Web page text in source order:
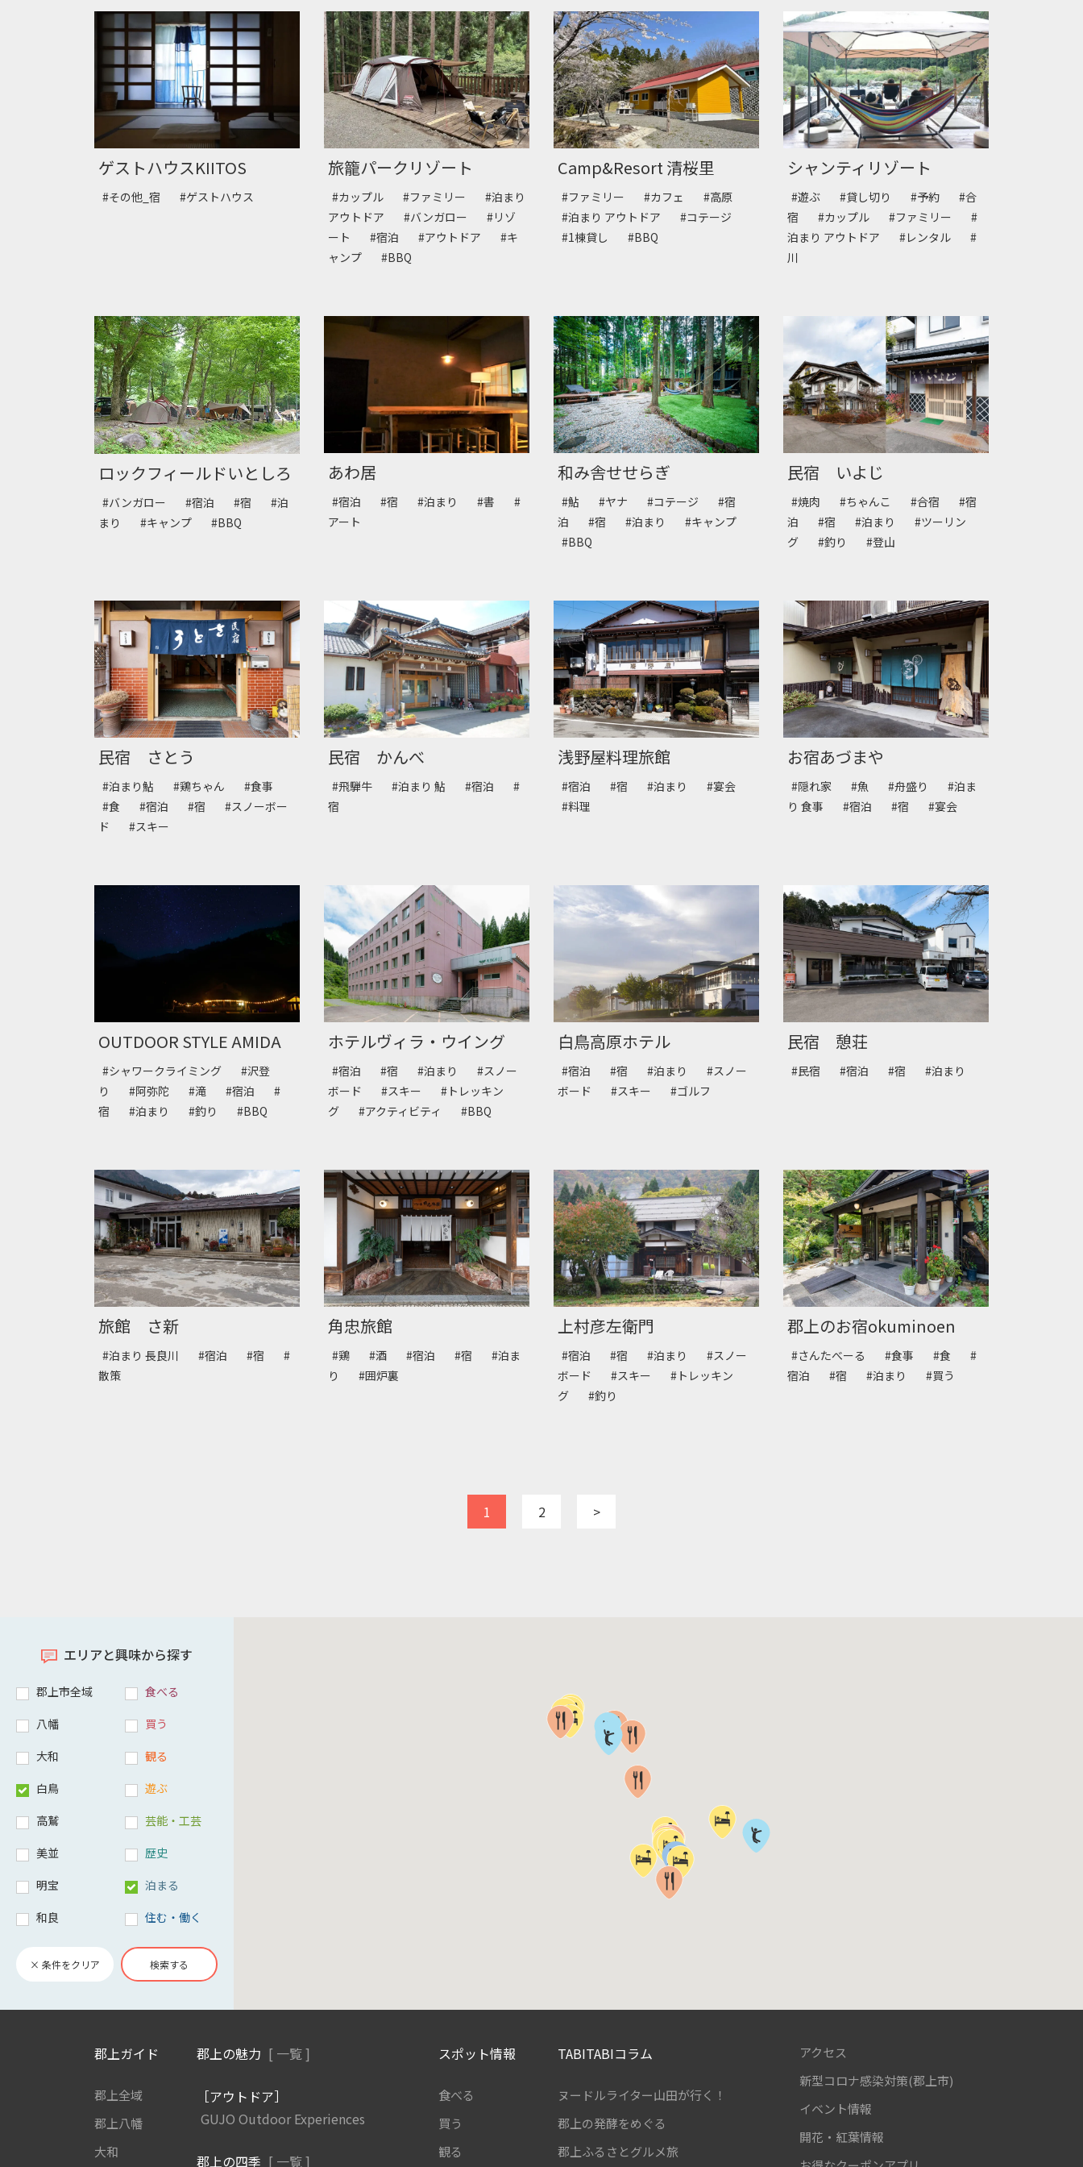
ゲストハウスKIITOS
#その他_宿 #ゲストハウス
旅籠パークリゾート
#カップル #ファミリー
#泊まり
アウトドア
#バンガロー
#リゾ
ート
#宿泊 #アウトドア
#キ
ャンプ
#BBQ
Camp&Resort 清桜里
#ファミリー #カフェ
#高原
#泊まり アウトドア
#コテージ
#1棟貸し
#BBQ
シャンティリゾート
#遊ぶ #貸し切り #予約
#合
宿
#カップル #ファミリー
#
泊まり アウトドア
#レンタル
#
川
ロックフィールドいとしろ
#バンガロー #宿泊 #宿
#泊
まり
#キャンプ #BBQ
あわ居
#宿泊 #宿 #泊まり #書
#
アート
和み舎せせらぎ
#鮎 #ヤナ #コテージ
#宿
泊
#宿 #泊まり
#キャンプ
#BBQ
民宿 いよじ
#焼肉 #ちゃんこ #合宿
#宿
泊
#宿 #泊まり
#ツーリン
グ
#釣り #登山
民宿 さとう
#泊まり鮎 #鶏ちゃん
#食事
#食
#宿泊 #宿
#スノーボー
ド
#スキー
民宿 かんべ
#飛騨牛 #泊まり 鮎 #宿泊
#
宿
浅野屋料理旅館
#宿泊 #宿 #泊まり
#宴会
#料理
お宿あづまや
#隠れ家 #魚 #舟盛り
#泊ま
り 食事
#宿泊 #宿 #宴会
OUTDOOR STYLE AMIDA
#シャワークライミング
#沢登
り
#阿弥陀 #滝 #宿泊
#
宿
#泊まり #釣り #BBQ
ホテルヴィラ・ウイング
#宿泊 #宿 #泊まり
#スノー
ボード
#スキー
#トレッキン
グ
#アクティビティ #BBQ
白鳥高原ホテル
#宿泊 #宿 #泊まり
#スノー
ボード
#スキー #ゴルフ
民宿 憩荘
#民宿 #宿泊 #宿 #泊まり
旅館 さ新
#泊まり 長良川 #宿泊 #宿
#
散策
角忠旅館
#鶏 #酒 #宿泊 #宿
#泊ま
り
#囲炉裏
上村彦左衛門
#宿泊 #宿 #泊まり
#スノー
ボード
#スキー
#トレッキン
グ
#釣り
郡上のお宿okuminoen
#さんたべーる #食事 #食
#
宿泊
#宿 #泊まり #買う
1 2 >
エリアと興味から探す
郡上市全域
八幡
大和
白鳥
高鷲
美並
明宝
和良
食べる
買う
観る
遊ぶ
芸能・工芸
歴史
泊まる
住む・働く
× 条件をクリア 検索する
郡上ガイド
郡上全域
郡上八幡
大和
郡上の魅力 [ 一覧 ]
［アウトドア］
GUJO Outdoor Experiences
郡上の四季 [ 一覧 ]
スポット情報
食べる
買う
観る
TABITABIコラム
ヌードルライター山田が行く！
郡上の発酵をめぐる
郡上ふるさとグルメ旅
アクセス
新型コロナ感染対策(郡上市)
イベント情報
開花・紅葉情報